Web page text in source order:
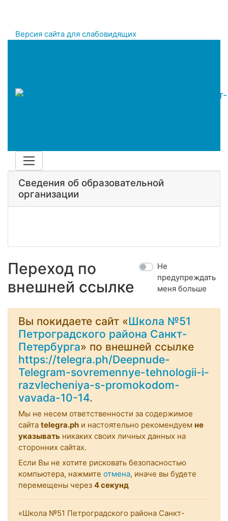
Версия сайта для слабовидящих
Сведения об образовательной
организации
Переход по
внешней ссылке
Не
предупреждать
меня больше
Вы покидаете сайт «Школа №51
Петроградского района Санкт-
Петербурга» по внешней ссылке
https://telegra.ph/Deepnude-
Telegram-sovremennye-tehnologii-i-
razvlecheniya-s-promokodom-
vavada-10-14.
Мы не несем ответственности за содержимое
сайта telegra.ph и настоятельно рекомендуем не
указывать никаких своих личных данных на
сторонних сайтах.
Если Вы не хотите рисковать безопасностью
компьютера, нажмите отмена, иначе вы будете
перемещены через 3секунд
«Школа №51 Петроградского района Санкт-